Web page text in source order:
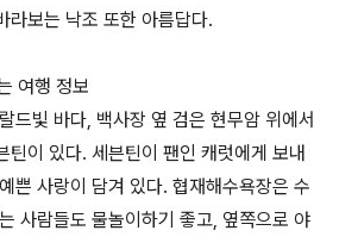
라보는 낙조 또한 아름답다.
여행 정보
드빛 바다, 백사장 옆 검은 현무암 위에서
틴이 있다. 세븐틴이 팬인 캐럿에게 보내
쁜 사랑이 담겨 있다. 협재해수욕장은 수
사람들도 물놀이하기 좋고, 옆쪽으로 야